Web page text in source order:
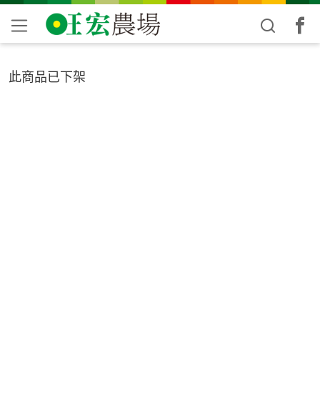
此商品已下架